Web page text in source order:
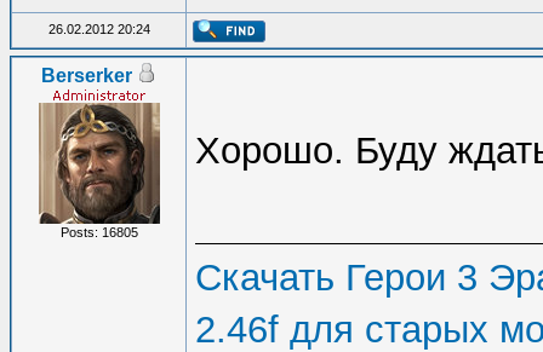
26.02.2012 20:24
Berserker
Posts: 16805
Хорошо. Буду
Скачать Герои 3
2.46f для старых